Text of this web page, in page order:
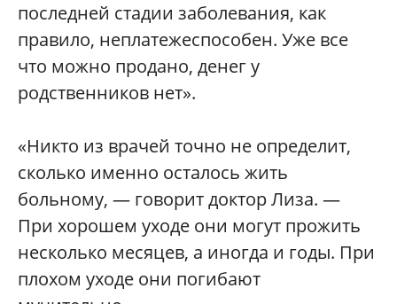
последней стадии заболевания, как
правило, неплатежеспособен. Уже все
что можно продано, денег у
родственников нет».
«Никто из врачей точно не определит,
сколько именно осталось жить
больному, — говорит доктор Лиза. —
При хорошем уходе они могут прожить
несколько месяцев, а иногда и годы. При
плохом уходе они погибают